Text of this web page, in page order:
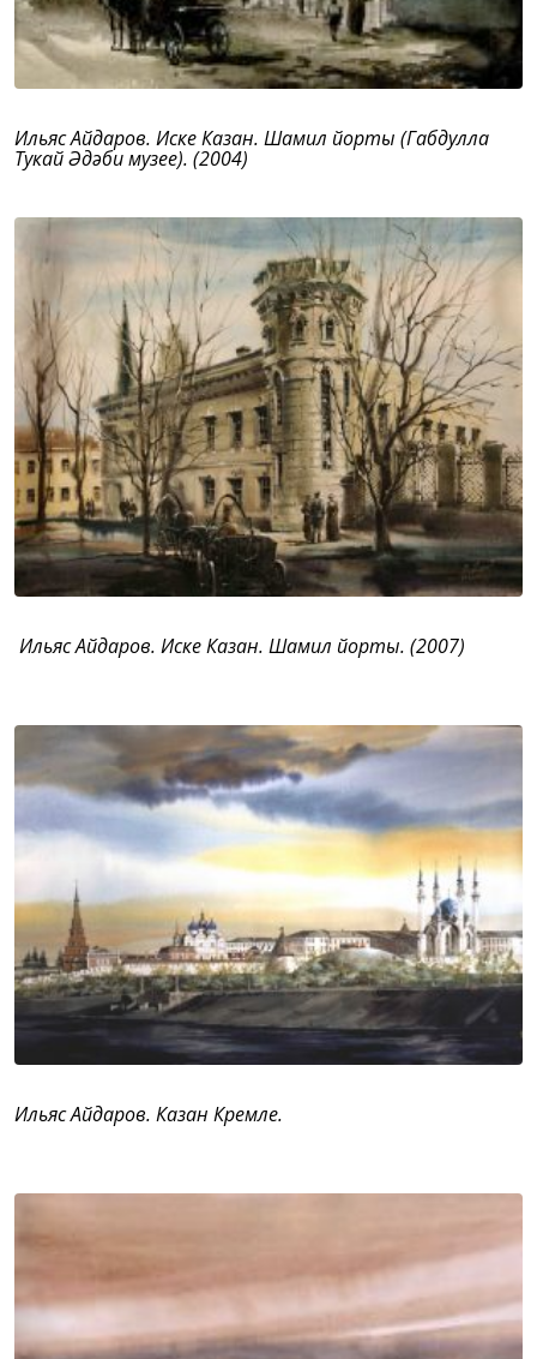
Ильяс Айдаров. Иске Казан. Шамил йорты (Габдулла
Тукай Әдәби музее). (2004)
Ильяс Айдаров. Иске Казан. Шамил йорты. (2007)
Ильяс Айдаров. Казан Кремле.